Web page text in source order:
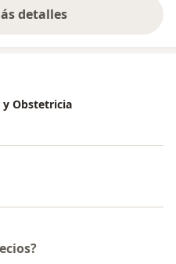
detalles
sobre la experiencia
y Obstetricia